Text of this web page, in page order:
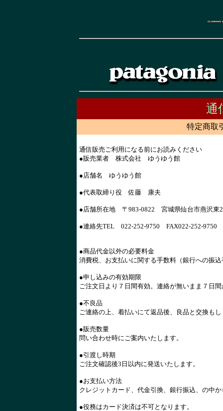
通
特定商取
通信販売ご利用になる前にお読みください
●販売業者 株式会社 ゆうゆう館
●店舗名 ゆうゆう館
●代表取締り役 佐藤 康夫
●店舗所在地 〒983-0822 宮城県仙台市燕沢東
●連絡先TEL 022-252-9750 FAX022-252-
●商品代金以外の必要料金
消費税、お支払いに関する手数料（銀行への振
●申し込みの有効期限
ご注文日より７日間有効。連絡が無いまま７日
●不良品
ご連絡の上、着払いにて返品後、良品と交換も
●販売数量
問い合わせ時にご案内いたします。
●引渡し時期
ご注文確認後3日以内に発送いたします。
●お支払い方法
クレジットカード、代金引換、銀行振込、の中
●役務はカード決済は不可となります。